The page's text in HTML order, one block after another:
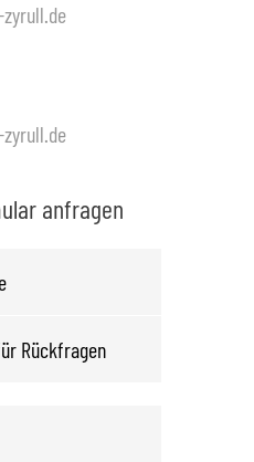
anfragen